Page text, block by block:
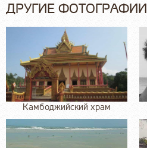
ДРУГИЕ ФОТОГРАФИИ
Камбоджийский храм